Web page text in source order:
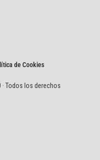
de Cookies
Todos los derechos